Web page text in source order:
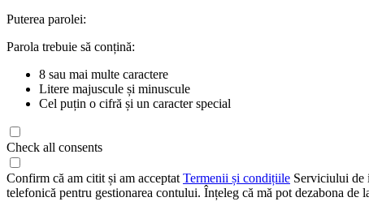
Puterea parolei:
Parola trebuie să conțină:
8 sau mai multe caractere
Litere majuscule și minuscule
Cel puțin o cifră și un caracter special
Check all consents
Confirm că am citit și am acceptat Termenii și condițiile Serviciului de
telefonică pentru gestionarea contului. Înțeleg că mă pot dezabona de